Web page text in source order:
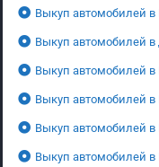
Выкуп автомобилей
Выкуп автомобилей
Выкуп автомобилей
Выкуп автомобилей
Выкуп автомобилей в
Выкуп автомобилей